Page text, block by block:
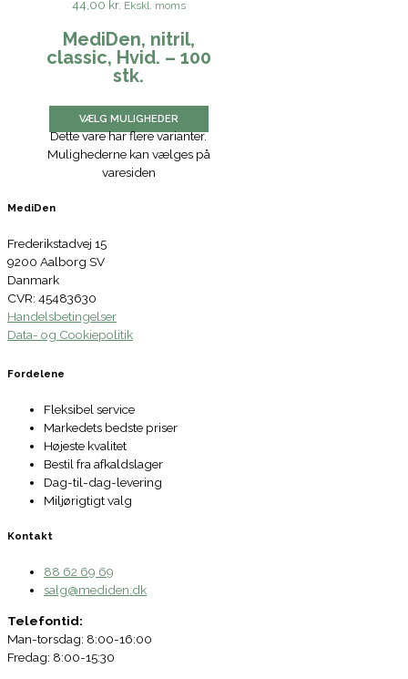
44,00 kr. Ekskl. moms
MediDen, nitril,
classic, Hvid. – 100
stk.
VÆLG MULIGHEDER
Dette vare har flere varianter.
Mulighederne kan vælges på
varesiden
MediDen
Frederikstadvej 15
9200 Aalborg SV
Danmark
CVR: 45483630
Handelsbetingelser
Data- og Cookiepolitik
Fordelene
Fleksibel service
Markedets bedste priser
Højeste kvalitet
Bestil fra afkaldslager
Dag-til-dag-levering
Miljørigtigt valg
Kontakt
88 62 69 69
salg@mediden.dk
Telefontid:
Man-torsdag: 8:00-16:00
Fredag: 8:00-15:30